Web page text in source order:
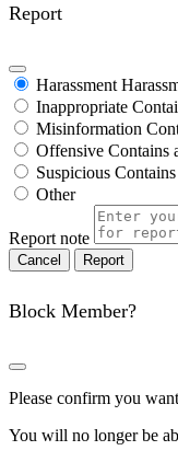
Report
Harassment
Inappropriate
Misinformation
Offensive Contains
Suspicious
Other
Report note
Report
Block Member?
Please confirm you
You will no longer be